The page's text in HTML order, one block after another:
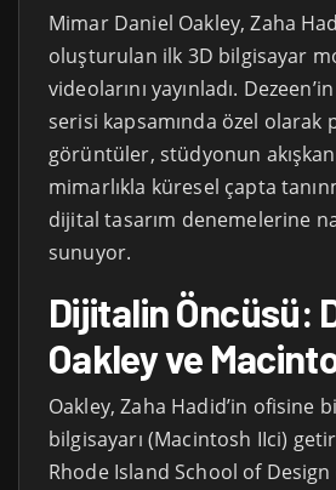
Mimar Daniel Oakley, Zaha
oluşturulan ilk 3D bilgisayar
videolarını yayınladı.
serisi kapsamında özel olarak
görüntüler, stüdyonun
mimarlıkla küresel çapta
dijital tasarım denemelerine
sunuyor.
Dijitalin Öncüsü:
Oakley ve
Oakley, Zaha Hadid’in ofisine
bilgisayarı (Macintosh IIci)
Rhode Island School of Design